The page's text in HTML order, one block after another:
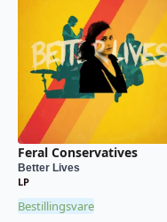
Feral Conservatives
Better Lives
LP
Bestillingsvare